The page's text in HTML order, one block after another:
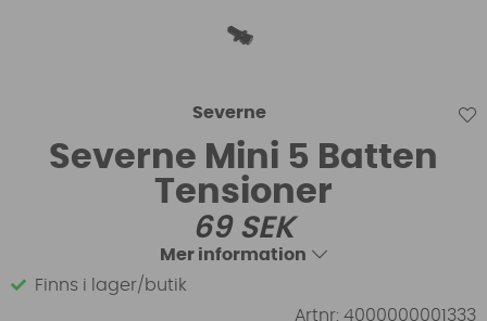
Severne
Severne Mini 5 Batten
Tensioner
69SEK
Mer information
Finns i lager/butik
Artnr: 4000000001333